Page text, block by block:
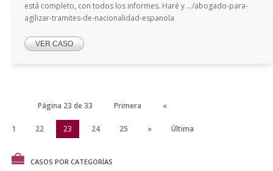
está completo, con todos los informes. Haré y .../abogado-para-
agilizar-tramites-de-nacionalidad-espanola
VER CASO
Página 23 de 33 Primera «
21 22 23 24 25 » Última
CASOS POR CATEGORÍAS